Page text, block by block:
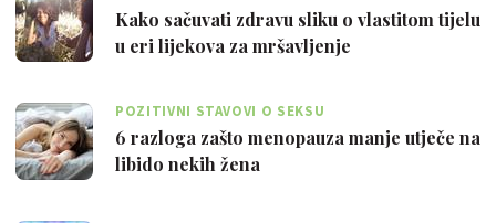
Kako sačuvati zdravu sliku o vlastitom tijelu
u eri lijekova za mršavljenje
POZITIVNI STAVOVI O SEKSU
6 razloga zašto menopauza manje utječe na
libido nekih žena